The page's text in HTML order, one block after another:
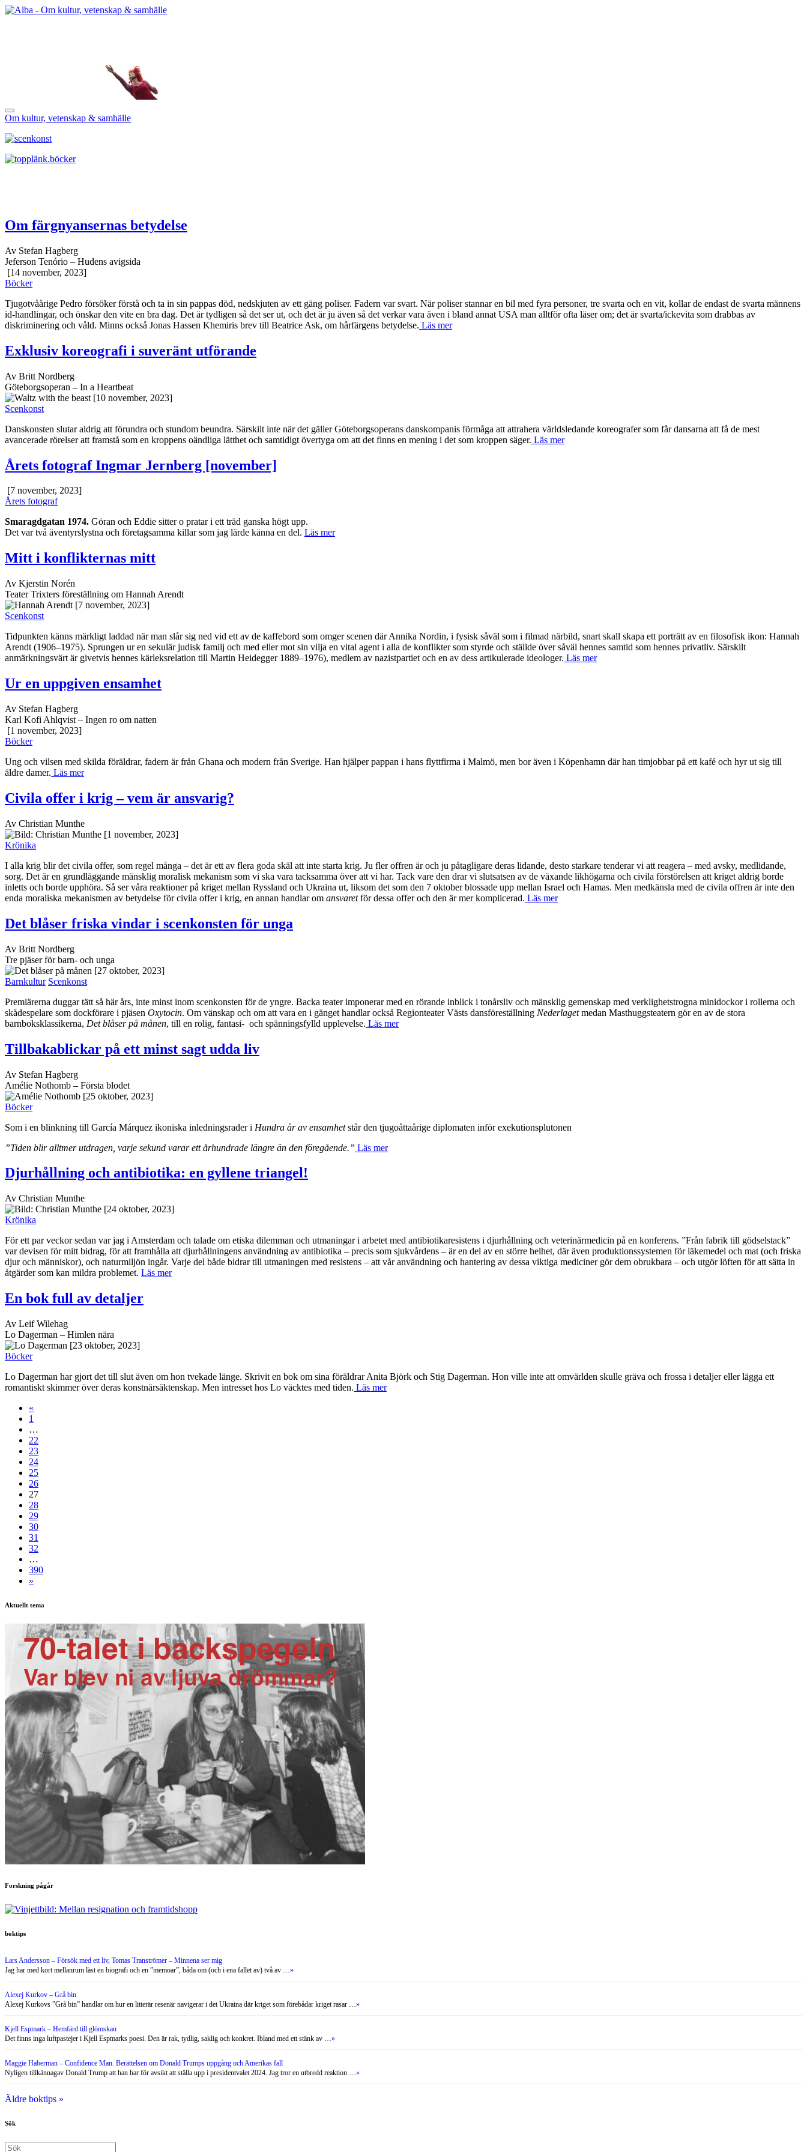
Om kultur, vetenskap & samhälle
Om färgnyansernas betydelse
Av Stefan Hagberg
Jeferson Tenório – Hudens avigsida
[14 november, 2023]
Böcker
Tjugotvåårige Pedro försöker förstå och ta in sin pappas död, nedskjuten av ett gäng poliser. Fadern var svart. När poliser stannar en bil med fyra personer, tre svarta och en vit, kollar de endast de svarta männens
id-handlingar, och önskar den vite en bra dag. Det är tydligen så det ser ut, och det är ju även så det verkar vara även i bland annat USA man alltför ofta läser om; det är svarta/ickevita som drabbas av
diskriminering och våld. Minns också Jonas Hassen Khemiris brev till Beatrice Ask, om hårfärgens betydelse. Läs mer
Exklusiv koreografi i suveränt utförande
Av Britt Nordberg
Göteborgsoperan – In a Heartbeat
[10 november, 2023]
Scenkonst
Danskonsten slutar aldrig att förundra och stundom beundra. Särskilt inte när det gäller Göteborgsoperans danskompanis förmåga att attrahera världsledande koreografer som får dansarna att få de mest
avancerade rörelser att framstå som en kroppens oändliga lätthet och samtidigt övertyga om att det finns en mening i det som kroppen säger. Läs mer
Årets fotograf Ingmar Jernberg [november]
[7 november, 2023]
Årets fotograf
Smaragdgatan 1974. Göran och Eddie sitter o pratar i ett träd ganska högt upp.
Det var två äventyrslystna och företagsamma killar som jag lärde känna en del. Läs mer
Mitt i konflikternas mitt
Av Kjerstin Norén
Teater Trixters föreställning om Hannah Arendt
[7 november, 2023]
Scenkonst
Tidpunkten känns märkligt laddad när man slår sig ned vid ett av de kaffebord som omger scenen där Annika Nordin, i fysisk såväl som i filmad närbild, snart skall skapa ett porträtt av en filosofisk ikon: Hannah
Arendt (1906–1975). Sprungen ur en sekulär judisk familj och med eller mot sin vilja en vital agent i alla de konflikter som styrde och ställde över såväl hennes samtid som hennes privatliv. Särskilt
anmärkningsvärt är givetvis hennes kärleksrelation till Martin Heidegger 1889–1976), medlem av nazistpartiet och en av dess artikulerade ideologer. Läs mer
Ur en uppgiven ensamhet
Av Stefan Hagberg
Karl Kofi Ahlqvist – Ingen ro om natten
[1 november, 2023]
Böcker
Ung och vilsen med skilda föräldrar, fadern är från Ghana och modern från Sverige. Han hjälper pappan i hans flyttfirma i Malmö, men bor även i Köpenhamn där han timjobbar på ett kafé och hyr ut sig till
äldre damer. Läs mer
Civila offer i krig – vem är ansvarig?
Av Christian Munthe
[1 november, 2023]
Krönika
I alla krig blir det civila offer, som regel många – det är ett av flera goda skäl att inte starta krig. Ju fler offren är och ju påtagligare deras lidande, desto starkare tenderar vi att reagera – med avsky, medlidande,
sorg. Det är en grundläggande mänsklig moralisk mekanism som vi ska vara tacksamma över att vi har. Tack vare den drar vi slutsatsen av de växande likhögarna och civila förstörelsen att kriget aldrig borde
inletts och borde upphöra. Så ser våra reaktioner på kriget mellan Ryssland och Ukraina ut, liksom det som den 7 oktober blossade upp mellan Israel och Hamas. Men medkänsla med de civila offren är inte den
enda moraliska mekanismen av betydelse för civila offer i krig, en annan handlar om ansvaretför dessa offer och den är mer komplicerad. Läs mer
Det blåser friska vindar i scenkonsten för unga
Av Britt Nordberg
Tre pjäser för barn- och unga
[27 oktober, 2023]
Barnkultur Scenkonst
Premiärerna duggar tätt så här års, inte minst inom scenkonsten för de yngre. Backa teater imponerar med en rörande inblick i tonårsliv och mänsklig gemenskap med verklighetstrogna minidockor i rollerna och
skådespelare som dockförare i pjäsen Oxytocin. Om vänskap och om att vara en i gänget handlar också Regionteater Västs dansföreställning Nederlagetmedan Masthuggsteatern gör en av de stora
barnboksklassikerna, Det blåser på månen, till en rolig, fantasi- och spänningsfylld upplevelse. Läs mer
Tillbakablickar på ett minst sagt udda liv
Av Stefan Hagberg
Amélie Nothomb – Första blodet
[25 oktober, 2023]
Böcker
Som i en blinkning till García Márquez ikoniska inledningsrader i Hundra år av ensamhetstår den tjugoåttaårige diplomaten inför exekutionsplutonen
”Tiden blir alltmer utdragen, varje sekund varar ett århundrade längre än den föregående.” Läs mer
Djurhållning och antibiotika: en gyllene triangel!
Av Christian Munthe
[24 oktober, 2023]
Krönika
För ett par veckor sedan var jag i Amsterdam och talade om etiska dilemman och utmaningar i arbetet med antibiotikaresistens i djurhållning och veterinärmedicin på en konferens. ”Från fabrik till gödselstack”
var devisen för mitt bidrag, för att framhålla att djurhållningens användning av antibiotika – precis som sjukvårdens – är en del av en större helhet, där även produktionssystemen för läkemedel och mat (och friska
djur och människor), och naturmiljön ingår. Varje del både bidrar till utmaningen med resistens – att vår användning och hantering av dessa viktiga mediciner gör dem obrukbara – och utgör löften för att sätta in
åtgärder som kan mildra problemet. Läs mer
En bok full av detaljer
Av Leif Wilehag
Lo Dagerman – Himlen nära
[23 oktober, 2023]
Böcker
Lo Dagerman har gjort det till slut även om hon tvekade länge. Skrivit en bok om sina föräldrar Anita Björk och Stig Dagerman. Hon ville inte att omvärlden skulle gräva och frossa i detaljer eller lägga ett
romantiskt skimmer över deras konstnärsäktenskap. Men intresset hos Lo väcktes med tiden. Läs mer
«
1
…
22
23
24
25
26
27
28
29
30
31
32
…
390
»
Aktuellt tema
Forskning pågår
boktips
Lars Andersson – Försök med ett liv, Tomas Tranströmer – Minnena ser mig
Jag har med kort mellanrum läst en biografi och en ”memoar”, båda om (och i ena fallet av) två av …»
Alexej Kurkov – Grå bin
Alexej Kurkovs ”Grå bin” handlar om hur en litterär resenär navigerar i det Ukraina där kriget som förebådar kriget rasar …»
Kjell Espmark – Hemfärd till glömskan
Det finns inga luftpastejer i Kjell Espmarks poesi. Den är rak, tydlig, saklig och konkret. Ibland med ett stänk av …»
Maggie Haberman – Confidence Man. Berättelsen om Donald Trumps uppgång och Amerikas fall
Nyligen tillkännagav Donald Trump att han har för avsikt att ställa upp i presidentvalet 2024. Jag tror en utbredd reaktion …»
Äldre boktips »
Sök